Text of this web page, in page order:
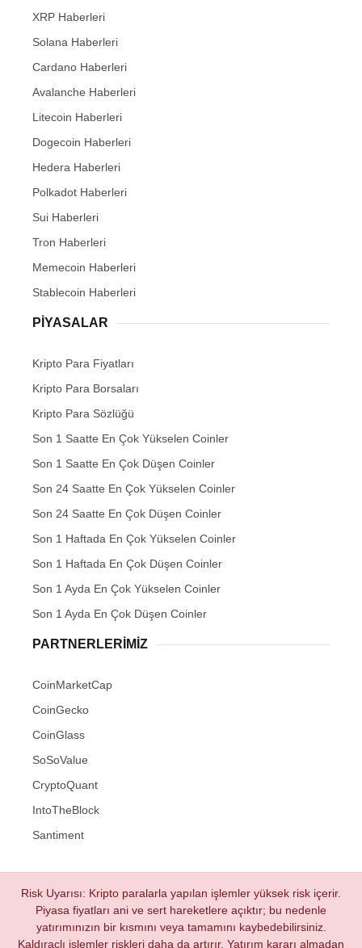
XRP Haberleri
Solana Haberleri
Cardano Haberleri
Avalanche Haberleri
Litecoin Haberleri
Dogecoin Haberleri
Hedera Haberleri
Polkadot Haberleri
Sui Haberleri
Tron Haberleri
Memecoin Haberleri
Stablecoin Haberleri
PIYASALAR
Kripto Para Fiyatları
Kripto Para Borsaları
Kripto Para Sözlüğü
Son 1 Saatte En Çok Yükselen Coinler
Son 1 Saatte En Çok Düşen Coinler
Son 24 Saatte En Çok Yükselen Coinler
Son 24 Saatte En Çok Düşen Coinler
Son 1 Haftada En Çok Yükselen Coinler
Son 1 Haftada En Çok Düşen Coinler
Son 1 Ayda En Çok Yükselen Coinler
Son 1 Ayda En Çok Düşen Coinler
PARTNERLERIMIZ
CoinMarketCap
CoinGecko
CoinGlass
SoSoValue
CryptoQuant
IntoTheBlock
Santiment
Risk Uyarısı: Kripto paralarla yapılan işlemler yüksek risk içerir.
Piyasa fiyatları ani ve sert hareketlere açıktır; bu nedenle
yatırımınızın bir kısmını veya tamamını kaybedebilirsiniz.
Kaldıraçlı işlemler riskleri daha da artırır. Yatırım kararı almadan